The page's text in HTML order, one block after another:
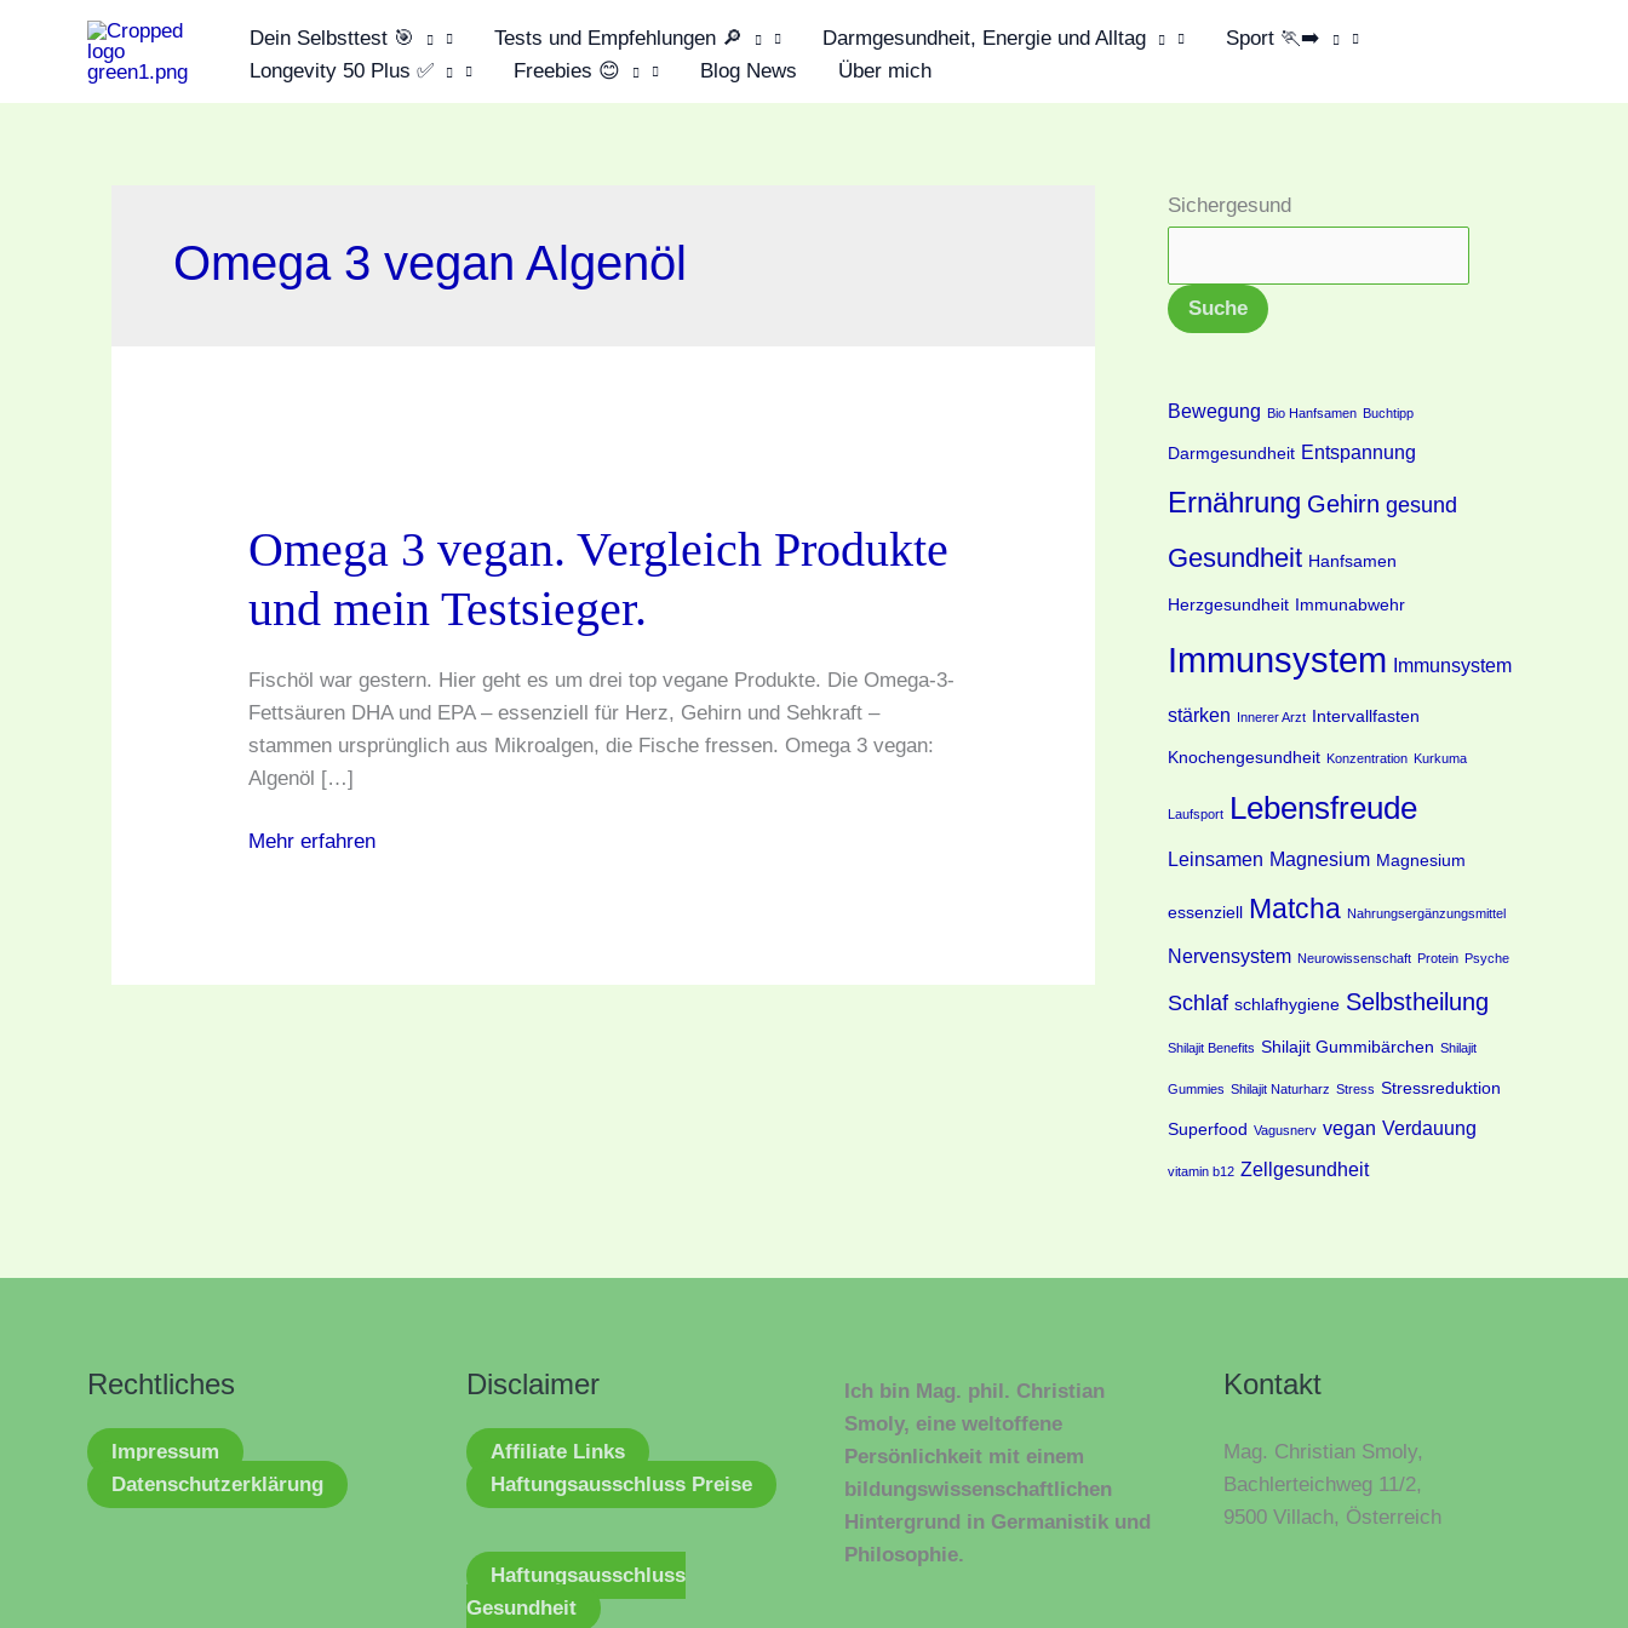
Dein Selbsttest 🎯 Tests und Empfehlungen 🔎 Darmgesundheit, Energie und Alltag
Sport 🏃‍➡️
Longevity 50 Plus ✅
Freebies 😊 Blog News Über mich
Omega 3 vegan Algenöl
Omega 3 vegan. Vergleich Produkte
und mein Testsieger.
Fischöl war gestern. Hier geht es um drei top vegane Produkte. Die Omega-3-
Fettsäuren DHA und EPA – essenziell für Herz, Gehirn und Sehkraft –
stammen ursprünglich aus Mikroalgen, die Fische fressen. Omega 3 vegan:
Algenöl […]
vegan.
Vergleich
Produkte
mein
Testsieger.
Mehr erfahren
Sichergesund
Suche
Bewegung Bio Hanfsamen Buchtipp
Darmgesundheit Entspannung
Ernährung Gehirn gesund
Gesundheit Hanfsamen
Herzgesundheit Immunabwehr
Immunsystem Immunsystem
stärken Innerer Arzt Intervallfasten
Knochengesundheit Konzentration Kurkuma
Laufsport Lebensfreude
Leinsamen Magnesium Magnesium
essenziell Matcha Nahrungsergänzungsmittel
Nervensystem Neurowissenschaft Protein Psyche
Schlaf schlafhygiene Selbstheilung
Shilajit Benefits Shilajit Gummibärchen Shilajit
Gummies Shilajit Naturharz Stress Stressreduktion
Superfood Vagusnerv vegan Verdauung
vitamin b12 Zellgesundheit
Rechtliches
Impressum
Datenschutzerklärung
Disclaimer
Affiliate Links
Haftungsausschluss Preise
Haftungsausschluss
Gesundheit
Ich bin Mag. phil. Christian
Smoly, eine weltoffene
Persönlichkeit mit einem
bildungswissenschaftlichen
Hintergrund in Germanistik und
Philosophie.
Kontakt
Mag. Christian Smoly,
Bachlerteichweg 11/2,
9500 Villach, Österreich